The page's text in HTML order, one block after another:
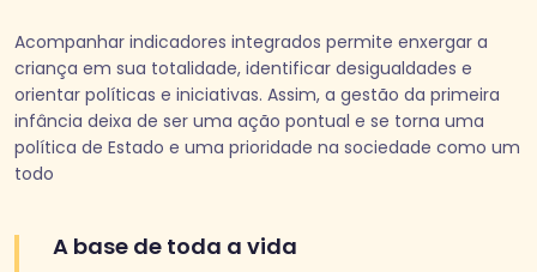
Acompanhar indicadores integrados permite enxergar a
criança em sua totalidade, identificar desigualdades e
orientar políticas e iniciativas. Assim, a gestão da primeira
infância deixa de ser uma ação pontual e se torna uma
política de Estado e uma prioridade na sociedade como um
todo
A base de toda a vida